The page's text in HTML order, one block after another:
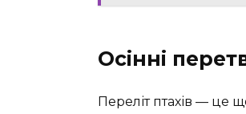
Осінні
Переліт птахів — це